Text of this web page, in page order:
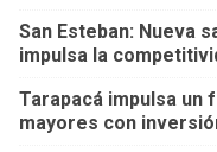
San Esteban: Nueva
impulsa la
Tarapacá impulsa un
mayores con